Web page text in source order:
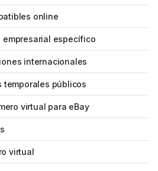
online
específico
internacionales
temporales públicos
virtual para eBay
virtual